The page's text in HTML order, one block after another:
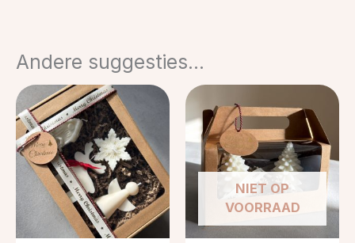
Andere suggesties…
NIET OP
VOORRAAD